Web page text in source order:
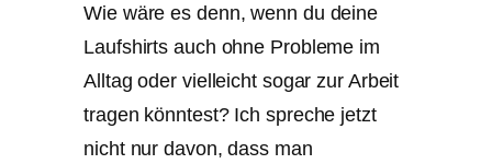
Wie wäre es denn, wenn du deine
Laufshirts auch ohne Probleme im
Alltag oder vielleicht sogar zur Arbeit
tragen könntest? Ich spreche jetzt
nicht nur davon, dass man